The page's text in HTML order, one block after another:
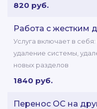
820 руб.
Работа с жестким
Услуга включает в
удаление системы,
новых разделов
1840 руб.
Перенос ОС на